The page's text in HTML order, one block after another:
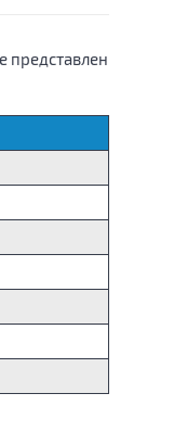
представлен